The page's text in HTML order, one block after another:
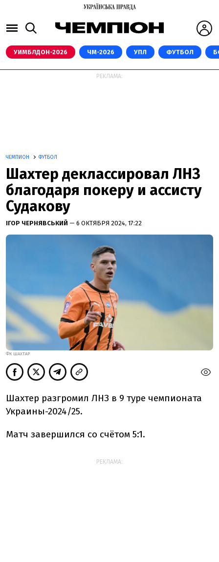
УИМБЛДОН-2026 ЧМ-2026 УПЛ ФУТБОЛ
РЕКЛАМА:
ЧЕМПИОН ФУТБОЛ
Шахтер деклассировал ЛНЗ
благодаря покеру и ассисту
Судакову
ІГОР ЧЕРНЯВСЬКИЙ — 6 ОКТЯБРЯ 2024, 17:22
ФК ШАХТАР
Шахтер разгромил ЛНЗ в 9 туре чемпионата
Украины-2024/25.
Матч завершился со счётом 5:1.
РЕКЛАМА: